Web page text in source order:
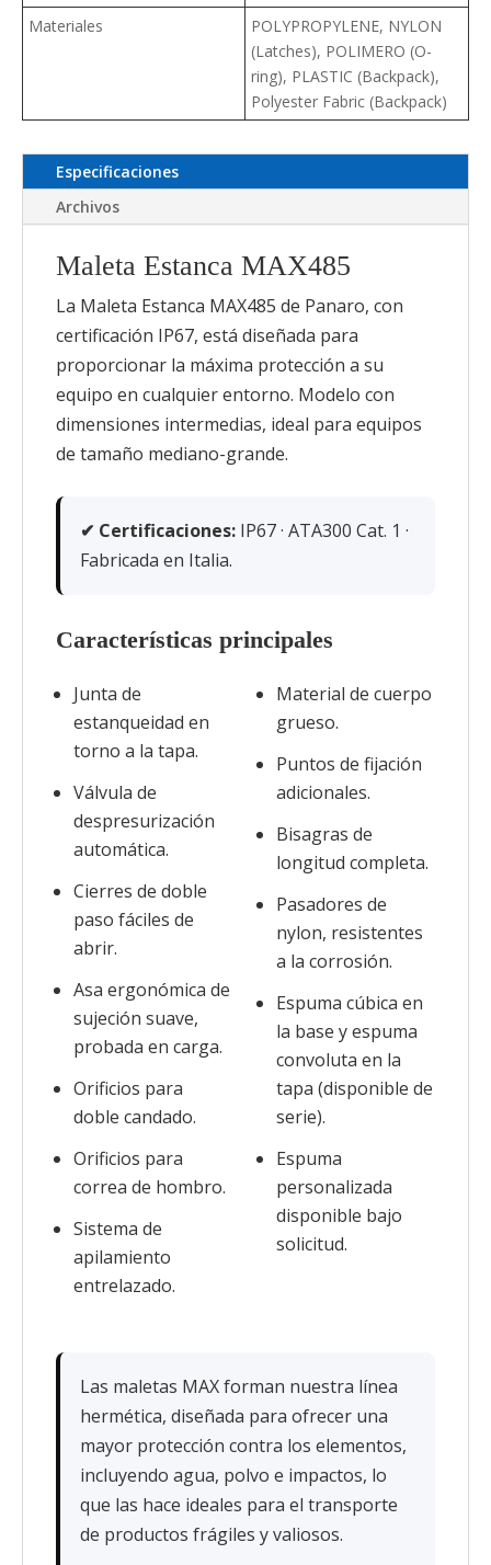
Materiales
POLYPROPYLENE, NYLON
(Latches), POLIMERO (O-
ring), PLASTIC (Backpack),
Polyester Fabric (Backpack)
Especificaciones
Archivos
Maleta Estanca MAX485
La Maleta Estanca MAX485 de Panaro, con
certificación IP67, está diseñada para
proporcionar la máxima protección a su
equipo en cualquier entorno. Modelo con
dimensiones intermedias, ideal para equipos
de tamaño mediano-grande.
✔ Certificaciones: IP67 · ATA300 Cat. 1 ·
Fabricada en Italia.
Características principales
Junta de
estanqueidad en
torno a la tapa.
Válvula de
despresurización
automática.
Cierres de doble
paso fáciles de
abrir.
Asa ergonómica de
sujeción suave,
probada en carga.
Orificios para
doble candado.
Orificios para
correa de hombro.
Sistema de
apilamiento
entrelazado.
Material de cuerpo
grueso.
Puntos de fijación
adicionales.
Bisagras de
longitud completa.
Pasadores de
nylon, resistentes
a la corrosión.
Espuma cúbica en
la base y espuma
convoluta en la
tapa (disponible de
serie).
Espuma
personalizada
disponible bajo
solicitud.
Las maletas MAX forman nuestra línea
hermética, diseñada para ofrecer una
mayor protección contra los elementos,
incluyendo agua, polvo e impactos, lo
que las hace ideales para el transporte
de productos frágiles y valiosos.